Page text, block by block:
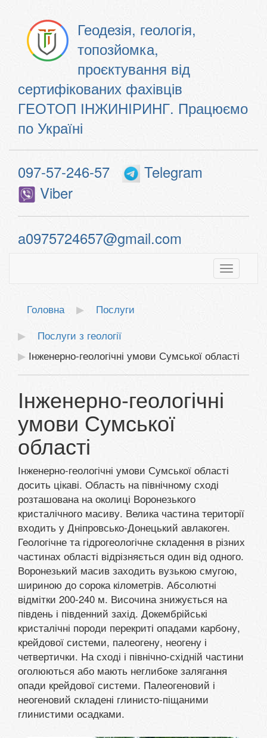
Геодезія, геологія,
топозйомка,
проєктування від
сертифікованих фахівців
ГЕОТОП ІНЖИНІРИНГ. Працюємо
по Україні
097-57-246-57
Telegram
Viber
a0975724657@gmail.com
Toggle
Головна
Послуги
Послуги з геології
Інженерно-геологічні умови Сумської області
Інженерно-геологічні
умови Сумської
області
Інженерно-геологічні умови Сумської області
досить цікаві. Область на північному сході
розташована на околиці Воронезького
кристалічного масиву. Велика частина території
входить у Дніпровсько-Донецький авлакоген.
Геологічне та гідрогеологічне складення в різних
частинах області відрізняється один від одного.
Воронезький масив заходить вузькою смугою,
шириною до сорока кілометрів. Абсолютні
відмітки 200-240 м. Височина знижується на
південь і південний захід. Докембрійські
кристалічні породи перекриті опадами карбону,
крейдової системи, палеогену, неогену і
четвертички. На сході і північно-східній частини
оголюються або мають неглибоке залягання
опади крейдової системи. Палеогеновий і
неогеновий складені глинисто-піщаними
глинистими осадками.